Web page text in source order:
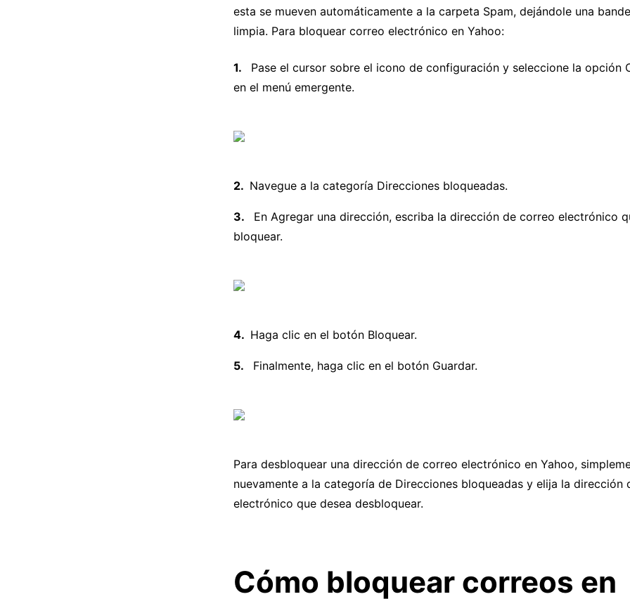
esta se mueven automáticamente a la carpeta Spam, dejándole una
limpia. Para bloquear correo electrónico en Yahoo:
Pase el cursor sobre el icono de configuración y seleccione la opción
en el menú emergente.
Navegue a la categoría Direcciones bloqueadas.
En Agregar una dirección, escriba la dirección de correo electrónico
bloquear.
Haga clic en el botón Bloquear.
Finalmente, haga clic en el botón Guardar.
Para desbloquear una dirección de correo electrónico en Yahoo,
nuevamente a la categoría de Direcciones bloqueadas y elija la dirección
electrónico que desea desbloquear.
Cómo bloquear correos en